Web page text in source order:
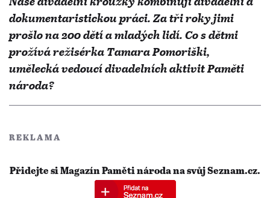
dokumentaristickou práci. Za tři roky jimi
prošlo na 200 dětí a mladých lidí. Co s dětmi
prožívá režisérka Tamara Pomoriški,
umělecká vedoucí divadelních aktivit Paměti
národa?
REKLAMA
Přidejte si Magazín Paměti národa na svůj Seznam.cz.